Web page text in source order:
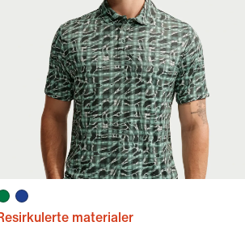
materialer